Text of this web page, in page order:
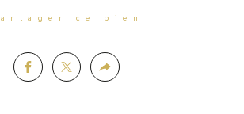
Partager ce bien